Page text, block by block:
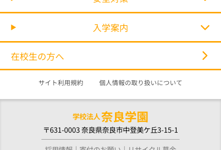
入学案内
在校生の方へ
サイト利用規約 個人情報の取り扱いについて
学校法人奈良学園
〒631-0003 奈良県奈良市中登美ケ丘3-15-1